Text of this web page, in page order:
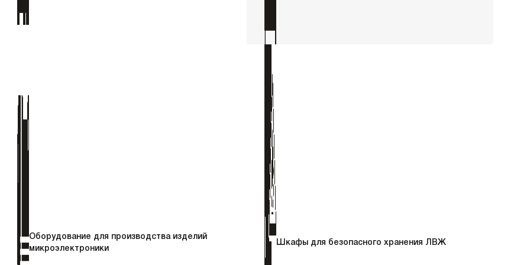
Оборудование для производства изделий
микроэлектроники
Шкафы для безопасного хранения ЛВЖ